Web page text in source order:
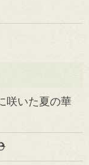
咲いた夏の華